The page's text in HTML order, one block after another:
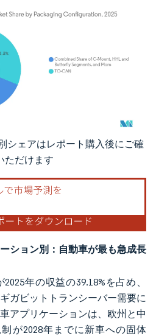
にはCC BY 4.0の表示が必要です。
シェアはレポート購入後にご確
ただけます
ション別：自動車が最も急成長
年の収益の39.18%を占め、
ガビットトランシーバー需要に
アプリケーションは、欧州と中
が2028年までに新車への固体